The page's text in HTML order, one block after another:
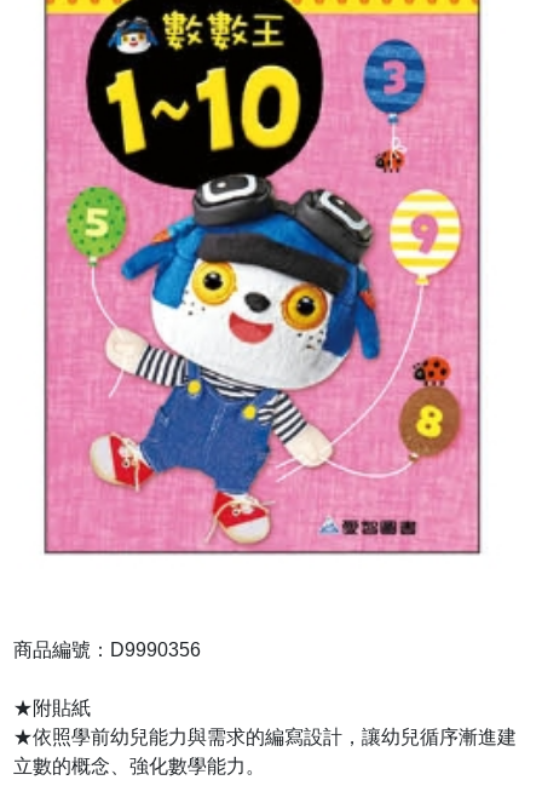
商品編號：D9990356
★附貼紙
★依照學前幼兒能力與需求的編寫設計，讓幼兒循序漸進建
立數的概念、強化數學能力。